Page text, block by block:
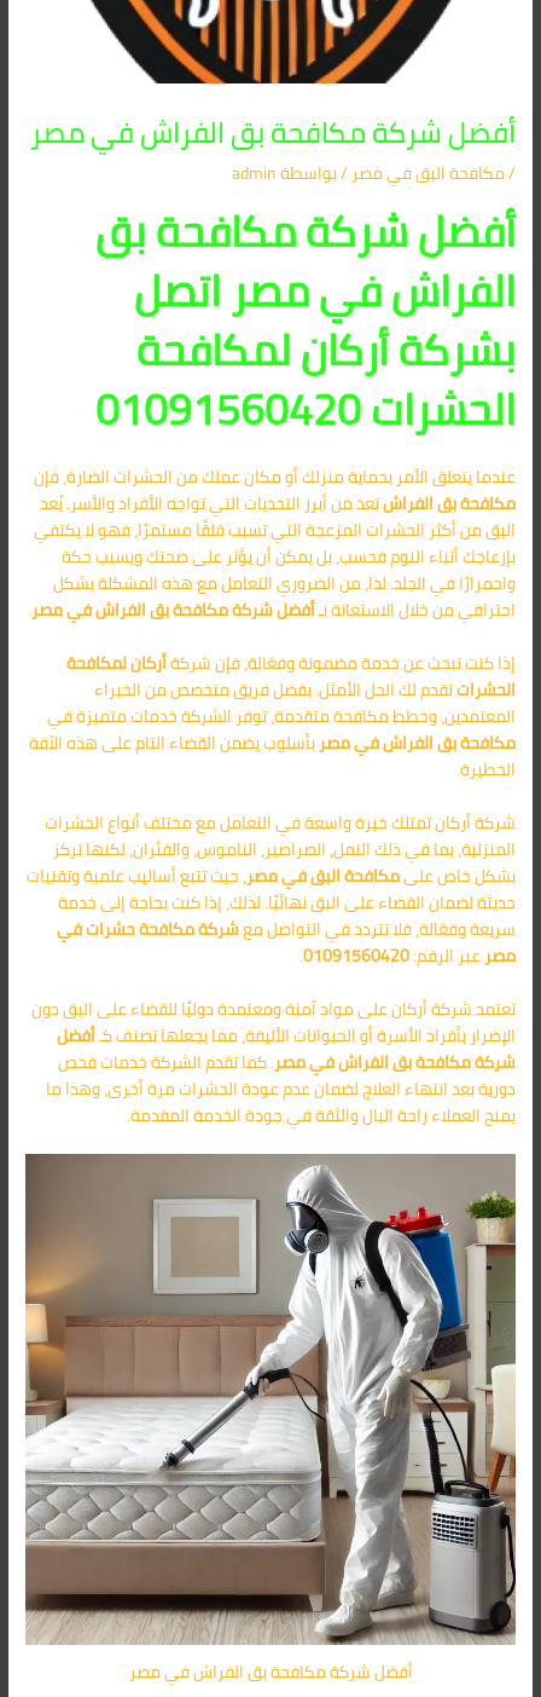
أفضل شركة مكافحة بق الفراش في مصر
/مكافحة البق​ في مصر/ بواسطةadmin
أفضل شركة مكافحة بق
الفراش في مصر اتصل
بشركة أركان لمكافحة
الحشرات 01091560420
عندما يتعلق الأمر بحماية منزلك أو مكان عملك من الحشرات الضارة، فإن
مكافحة بق الفراشتعد من أبرز التحديات التي تواجه الأفراد والأسر. يُعد
البق من أكثر الحشرات المزعجة التي تسبب قلقًا مستمرًا، فهو لا يكتفي
بإزعاجك أثناء النوم فحسب، بل يمكن أن يؤثر على صحتك ويسبب حكة
واحمرارًا في الجلد. لذا، من الضروري التعامل مع هذه المشكلة بشكل
احترافي من خلال الاستعانة بـأفضل شركة مكافحة بق الفراش في مصر.
إذا كنت تبحث عن خدمة مضمونة وفعّالة، فإن شركةأركان لمكافحة
الحشراتتقدم لك الحل الأمثل. بفضل فريق متخصص من الخبراء
المعتمدين، وخطط مكافحة متقدمة، توفر الشركة خدمات متميزة في
مكافحة بق الفراش في مصربأسلوب يضمن القضاء التام على هذه الآفة
الخطيرة.
شركة أركان تمتلك خبرة واسعة في التعامل مع مختلف أنواع الحشرات
المنزلية، بما في ذلك النمل، الصراصير، الناموس، والفئران، لكنها تركز
بشكل خاص علىمكافحة البق في مصر، حيث تتبع أساليب علمية وتقنيات
حديثة لضمان القضاء على البق نهائيًا. لذلك، إذا كنت بحاجة إلى خدمة
سريعة وفعّالة، فلا تتردد في التواصل معشركة مكافحة حشرات في
مصرعبر الرقم:01091560420
.
تعتمد شركة أركان على مواد آمنة ومعتمدة دوليًا للقضاء على البق دون
الإضرار بأفراد الأسرة أو الحيوانات الأليفة، مما يجعلها تصنف كـأفضل
شركةمكافحة بق الفراش في مصر. كما تقدم الشركة خدمات فحص
دورية بعد انتهاء العلاج لضمان عدم عودة الحشرات مرة أخرى، وهذا ما
يمنح العملاء راحة البال والثقة في جودة الخدمة المقدمة.
أفضل شركة مكافحة بق الفراش في مصر